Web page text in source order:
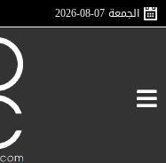
الجمعة2026-08-07